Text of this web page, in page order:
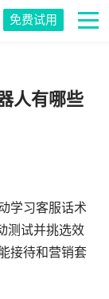
免费试用
人有哪些
学习客服话术
测试并挑选效
接待和营销套